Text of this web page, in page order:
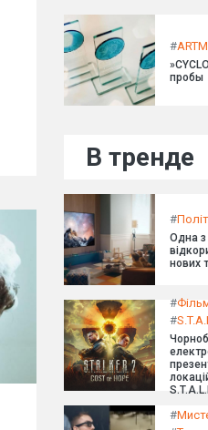
#
пробы
В тренде
#
Одна з
нових
#
#
#